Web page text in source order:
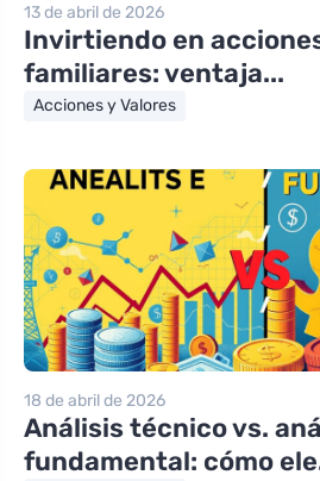
13 de abril de 2026
Invirtiendo en
familiares: ventaja...
Acciones y Valores
18 de abril de 2026
Análisis técnico vs.
fundamental: cómo